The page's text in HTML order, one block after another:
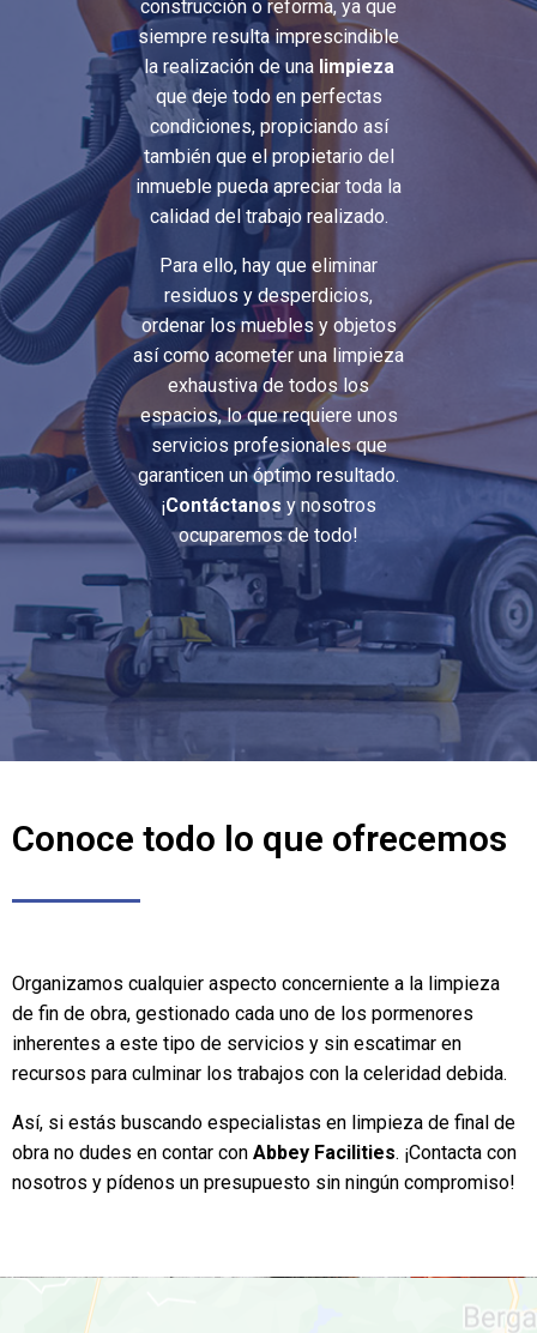
construcción o reforma, ya que
siempre resulta imprescindible
la realización de una limpieza
que deje todo en perfectas
condiciones, propiciando así
también que el propietario del
inmueble pueda apreciar toda la
calidad del trabajo realizado.
Para ello, hay que eliminar
residuos y desperdicios,
ordenar los muebles y objetos
así como acometer una limpieza
exhaustiva de todos los
espacios, lo que requiere unos
servicios profesionales que
garanticen un óptimo resultado.
¡Contáctanos y nosotros
ocuparemos de todo!
Conoce todo lo que ofrecemos
Organizamos cualquier aspecto concerniente a la limpieza
de fin de obra, gestionado cada uno de los pormenores
inherentes a este tipo de servicios y sin escatimar en
recursos para culminar los trabajos con la celeridad debida.
Así, si estás buscando especialistas en limpieza de final de
obra no dudes en contar con Abbey Facilities. ¡Contacta con
nosotros y pídenos un presupuesto sin ningún compromiso!